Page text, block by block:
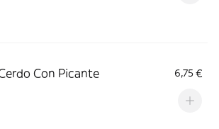
Con Picante 6,75 €